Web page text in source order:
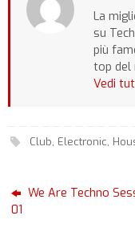
La
su
più
top del
Vedi
Club, Electronic,
We Are Techno
01